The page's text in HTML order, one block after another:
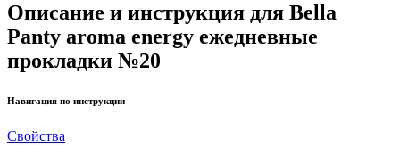
Описание и инструкция для Bella
Panty aroma energy ежедневные
прокладки №20
Навигация по инструкции
Свойства